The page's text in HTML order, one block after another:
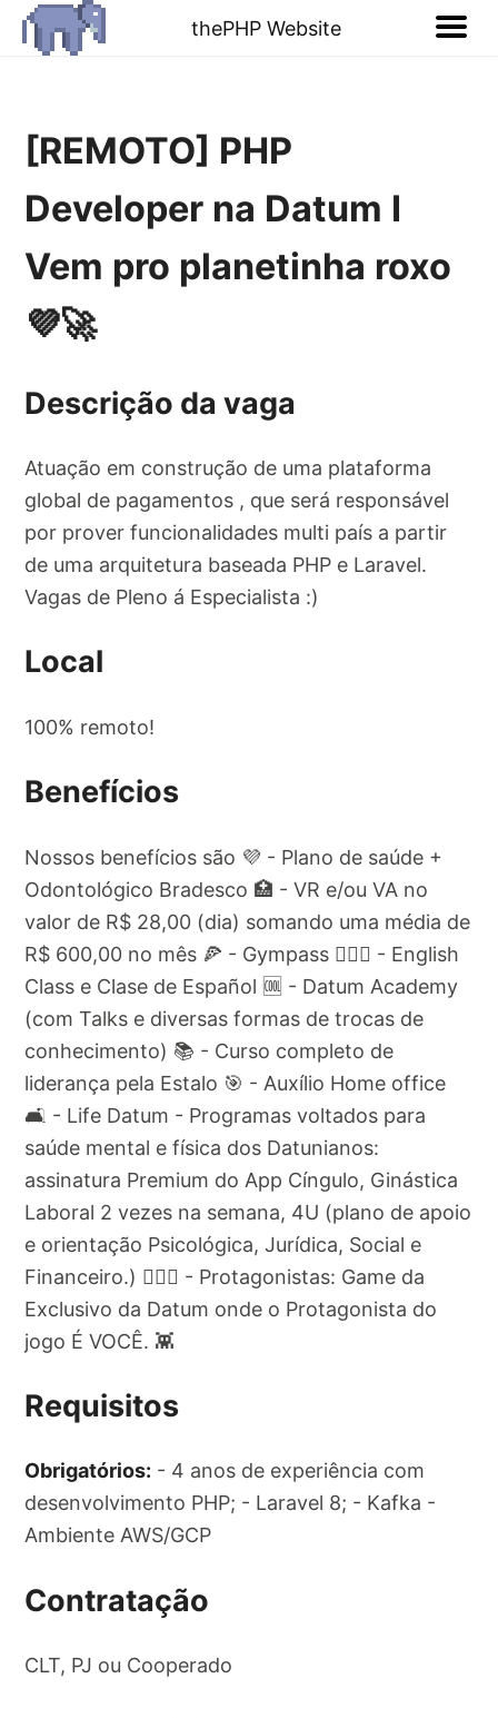
thePHP Website
[REMOTO] PHP
Developer na Datum I
Vem pro planetinha roxo
💜🚀
Descrição da vaga
Atuação em construção de uma plataforma
global de pagamentos , que será responsável
por prover funcionalidades multi país a partir
de uma arquitetura baseada PHP e Laravel.
Vagas de Pleno á Especialista :)
Local
100% remoto!
Benefícios
Nossos benefícios são 💜 - Plano de saúde +
Odontológico Bradesco 🏥 - VR e/ou VA no
valor de R$ 28,00 (dia) somando uma média de
R$ 600,00 no mês 🍕 - Gympass 🏋🏽‍♀️ - English
Class e Clase de Español 🆒 - Datum Academy
(com Talks e diversas formas de trocas de
conhecimento) 📚 - Curso completo de
liderança pela Estalo 🎯 - Auxílio Home office
🛋️ - Life Datum - Programas voltados para
saúde mental e física dos Datunianos:
assinatura Premium do App Cíngulo, Ginástica
Laboral 2 vezes na semana, 4U (plano de apoio
e orientação Psicológica, Jurídica, Social e
Financeiro.) 🧘🏾‍♂️ - Protagonistas: Game da
Exclusivo da Datum onde o Protagonista do
jogo É VOCÊ. 👾
Requisitos
Obrigatórios: - 4 anos de experiência com
desenvolvimento PHP; - Laravel 8; - Kafka -
Ambiente AWS/GCP
Contratação
CLT, PJ ou Cooperado